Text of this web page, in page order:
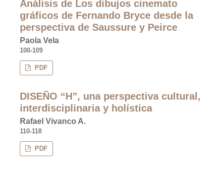
Análisis de Los dibujos cinemato
gráficos de Fernando Bryce desde la
perspectiva de Saussure y Peirce
Paola Vela
100-109
PDF
DISEÑO “H”, una perspectiva cultural,
interdisciplinaria y holística
Rafael Vivanco A.
110-118
PDF